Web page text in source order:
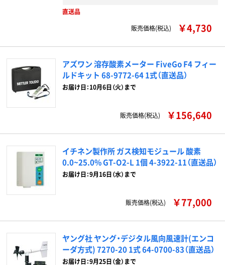
直送品
販売価格(税込)
￥4,730
アズワン 溶存酸素メーター FiveGo F4 フィー
ルドキット 68-9772-64 1式（直送品）
お届け日：10月6日（火）まで
販売価格(税込) ￥156,640
イチネン製作所 ガス検知モジュール 酸素
0.0~25.0% GT-O2-L 1個 4-3922-11（直送品）
お届け日：9月16日（水）まで
販売価格(税込) ￥77,000
ヤング社 ヤング・デジタル風向風速計(エンコ
ーダ方式) 7270-20 1式 64-0700-83（直送品）
お届け日：9月25日（金）まで